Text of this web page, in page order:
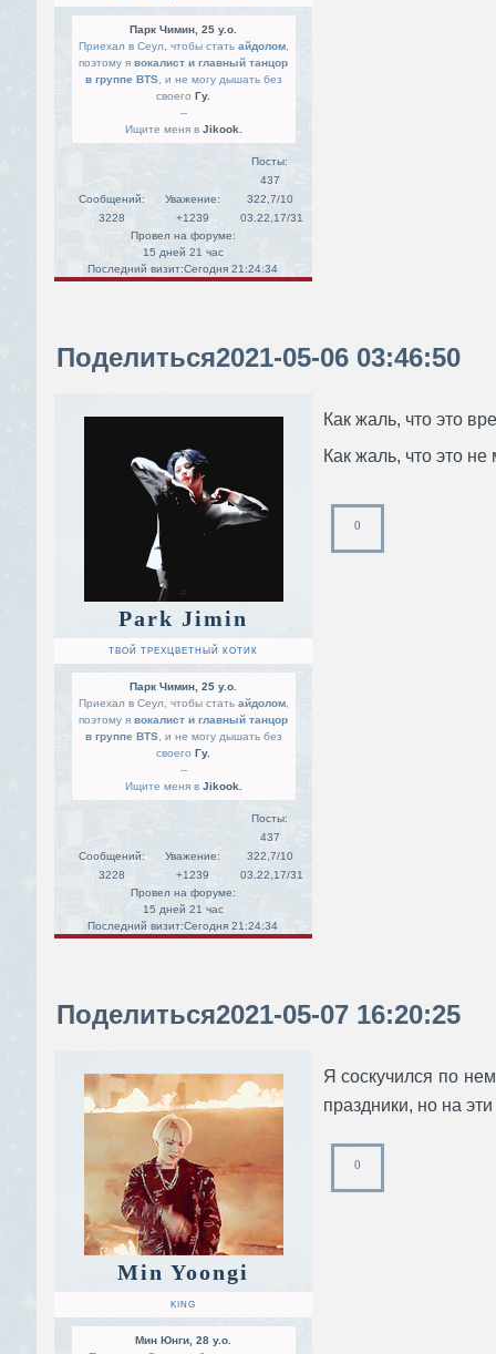
Парк Чимин, 25 y.o.
Приехал в Сеул, чтобы стать айдолом,
поэтому я вокалист и главный танцор
в группе BTS, и не могу дышать без
своего Гу.
--
Ищите меня в Jikook.
Сообщений:
3228
Уважение:
+1239
Посты:
437
322,7/10
03.22,17/31
Провел на форуме:
15 дней 21 час
Последний визит:Сегодня 21:24:34
Поделиться2021-05-06 03:46:50
Park Jimin
ТВОЙ ТРЕХЦВЕТНЫЙ КОТИК
Парк Чимин, 25 y.o.
Приехал в Сеул, чтобы стать айдолом,
поэтому я вокалист и главный танцор
в группе BTS, и не могу дышать без
своего Гу.
--
Ищите меня в Jikook.
Сообщений:
3228
Уважение:
+1239
Посты:
437
322,7/10
03.22,17/31
Провел на форуме:
15 дней 21 час
Последний визит:Сегодня 21:24:34
Как жаль, что это
Как жаль, что это
0
Поделиться2021-05-07 16:20:25
Min Yoongi
KING
Мин Юнги, 28 y.o.
Я соскучился по
праздники, но на
0